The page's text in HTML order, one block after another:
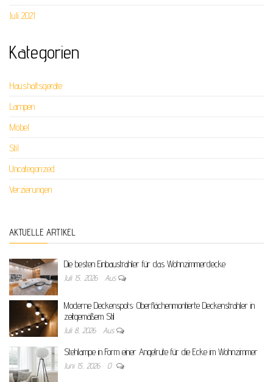
Juli 2021
Kategorien
Haushaltsgeräte
Lampen
Möbel
Stil
Uncategorized
Verzierungen
AKTUELLE ARTIKEL
Die besten Einbaustrahler für das Wohnzimmerdecke
Juli 15, 2026 Aus
Moderne Deckenspots: Oberflächenmontierte Deckenstrahler in
zeitgemäßem Stil
Juli 8, 2026 Aus
Stehlampe in Form einer Angelrute für die Ecke im Wohnzimmer
Juni 15, 2026 0